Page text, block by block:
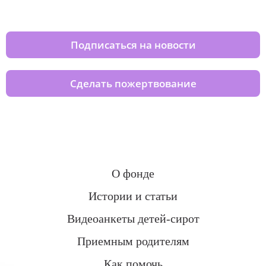
Подписаться на новости
Сделать пожертвование
О фонде
Истории и статьи
Видеоанкеты детей-сирот
Приемным родителям